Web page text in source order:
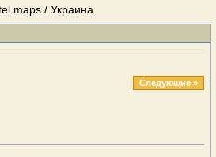
maps / Украина
Следующие »